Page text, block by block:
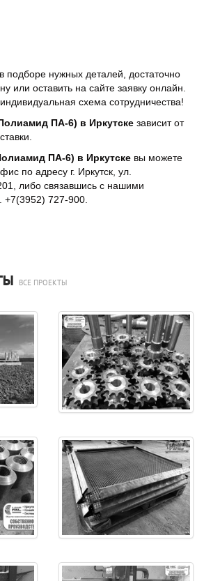
подборе нужных деталей, достаточно
или оставить на сайте заявку онлайн.
схема сотрудничества!
ПА-6) в Иркутске зависит от
ПА-6) в Иркутске вы можете
по адресу г. Иркутск, ул.
либо связавшись с нашими
+7(3952) 727-900.
ВСЕ ПРОЕКТЫ